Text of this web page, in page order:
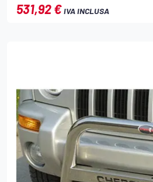
531,92 €IVA INCLUSA